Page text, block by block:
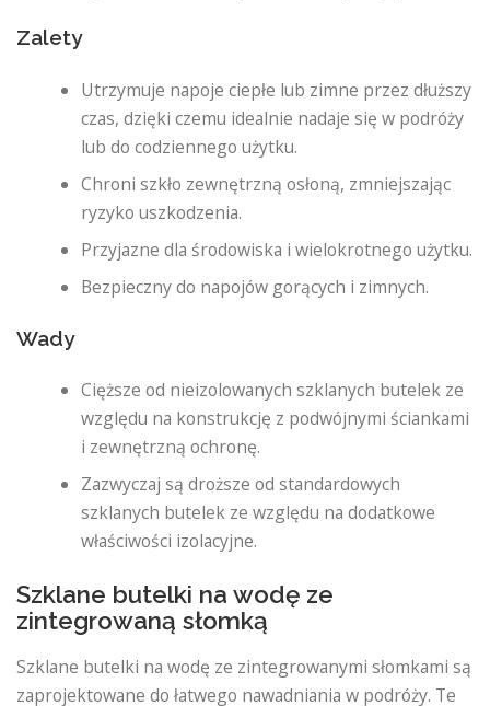
Zalety
Utrzymuje napoje ciepłe lub zimne przez dłuższy
czas, dzięki czemu idealnie nadaje się w podróży
lub do codziennego użytku.
Chroni szkło zewnętrzną osłoną, zmniejszając
ryzyko uszkodzenia.
Przyjazne dla środowiska i wielokrotnego użytku.
Bezpieczny do napojów gorących i zimnych.
Wady
Cięższe od nieizolowanych szklanych butelek ze
względu na konstrukcję z podwójnymi ściankami
i zewnętrzną ochronę.
Zazwyczaj są droższe od standardowych
szklanych butelek ze względu na dodatkowe
właściwości izolacyjne.
Szklane butelki na wodę ze
zintegrowaną słomką
Szklane butelki na wodę ze zintegrowanymi słomkami są
zaprojektowane do łatwego nawadniania w podróży. Te